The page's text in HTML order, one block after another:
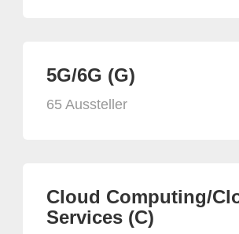
5G/6G (G)
65 Aussteller
Cloud Computing/
Services (C)